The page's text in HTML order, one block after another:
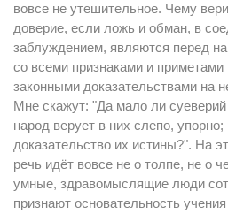
вовсе не утешительное. Чему
доверие, если ложь и обман, в
заблуждением, являются перед
со всеми признаками и
законными доказательствами на
Мне скажут: "Да мало ли
народ верует в них слепо, упорно;
доказательство их истины?". На
речь идёт вовсе не о толпе, не о
умные, здравомыслящие люди
признают основательность